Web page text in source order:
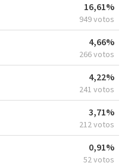
16,61%
949 votos
4,66%
266 votos
4,22%
241 votos
3,71%
212 votos
0,91%
52 votos